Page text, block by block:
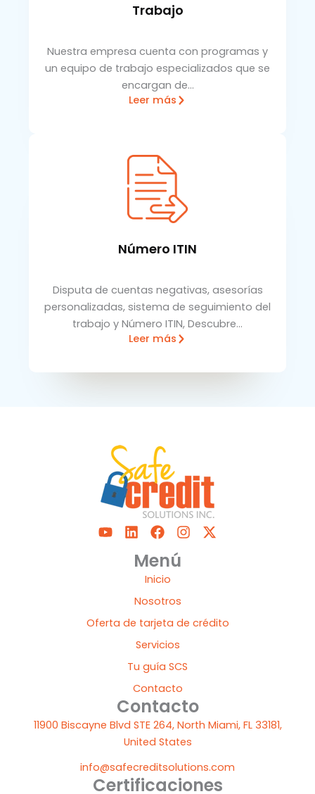
Trabajo
Nuestra empresa cuenta con programas y
un equipo de trabajo especializados que se
encargan de…
Leer más
Número ITIN
Disputa de cuentas negativas, asesorías
personalizadas, sistema de seguimiento del
trabajo y Número ITIN, Descubre…
Leer más
Y
o
L
i
n
k
d
n
F
a
c
e
b
o
k
I
n
a
X
-
e
Menú
Inicio
Nosotros
Oferta de tarjeta de crédito
Servicios
Tu guía SCS
Contacto
Contacto
11900 Biscayne Blvd STE 264, North Miami, FL 33181,
United States
info@safecreditsolutions.com
Certificaciones